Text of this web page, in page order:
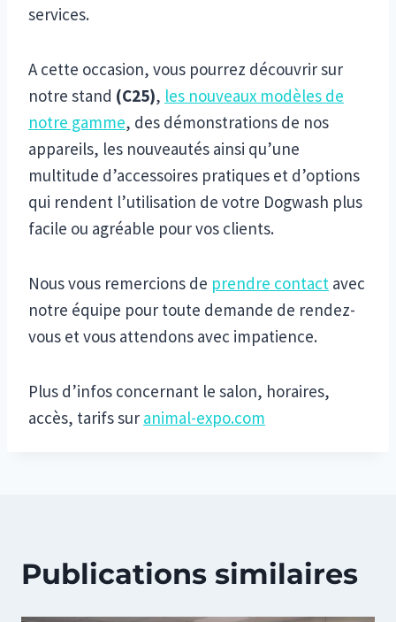
services.
A cette occasion, vous pourrez découvrir sur
notre stand (C25), les nouveaux modèles de
notre gamme, des démonstrations de nos
appareils, les nouveautés ainsi qu’une
multitude d’accessoires pratiques et d’options
qui rendent l’utilisation de votre Dogwash plus
facile ou agréable pour vos clients.
Nous vous remercions de prendre contact avec
notre équipe pour toute demande de rendez-
vous et vous attendons avec impatience.
Plus d’infos concernant le salon, horaires,
accès, tarifs sur animal-expo.com
Publications similaires